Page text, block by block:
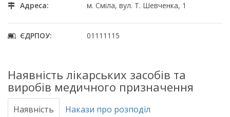
Адреса: м. Сміла, вул. Т. Шевченка, 1
ЄДРПОУ: 01111115
Наявність лікарських засобів та
виробів медичного призначення
Наявність Накази про розподіл